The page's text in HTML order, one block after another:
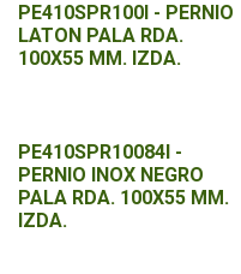
PE410SPR100I - PERNIO
LATON PALA RDA.
100X55 MM. IZDA.
PE410SPR10084I -
PERNIO INOX NEGRO
PALA RDA. 100X55 MM.
IZDA.